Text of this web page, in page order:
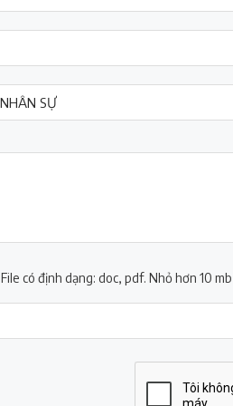
File có định dạng: doc, pdf. Nhỏ hơn 10 mb